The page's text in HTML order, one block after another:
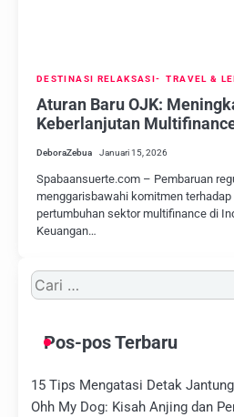
DESTINASI RELAKSASI TRAVEL &
Aturan Baru OJK:
Keberlanjutan
DeboraZebua Januari 15, 2026
Spabaansuerte.com – Pembaruan
menggarisbawahi komitmen
pertumbuhan sektor multifinance di
Keuangan…
Cari
untuk:
Pos-pos Terbaru
15 Tips Mengatasi Detak
Ohh My Dog: Kisah Anjing dan